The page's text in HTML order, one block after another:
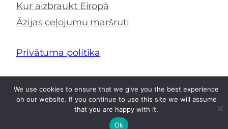
Kur aizbraukt Eiropā
Āzijas ceļojumu maršruti
Privātuma politika
We use cookies to ensure that we give you the best experience
on our website. If you continue to use this site we will assume
that you are happy with it.
Ok